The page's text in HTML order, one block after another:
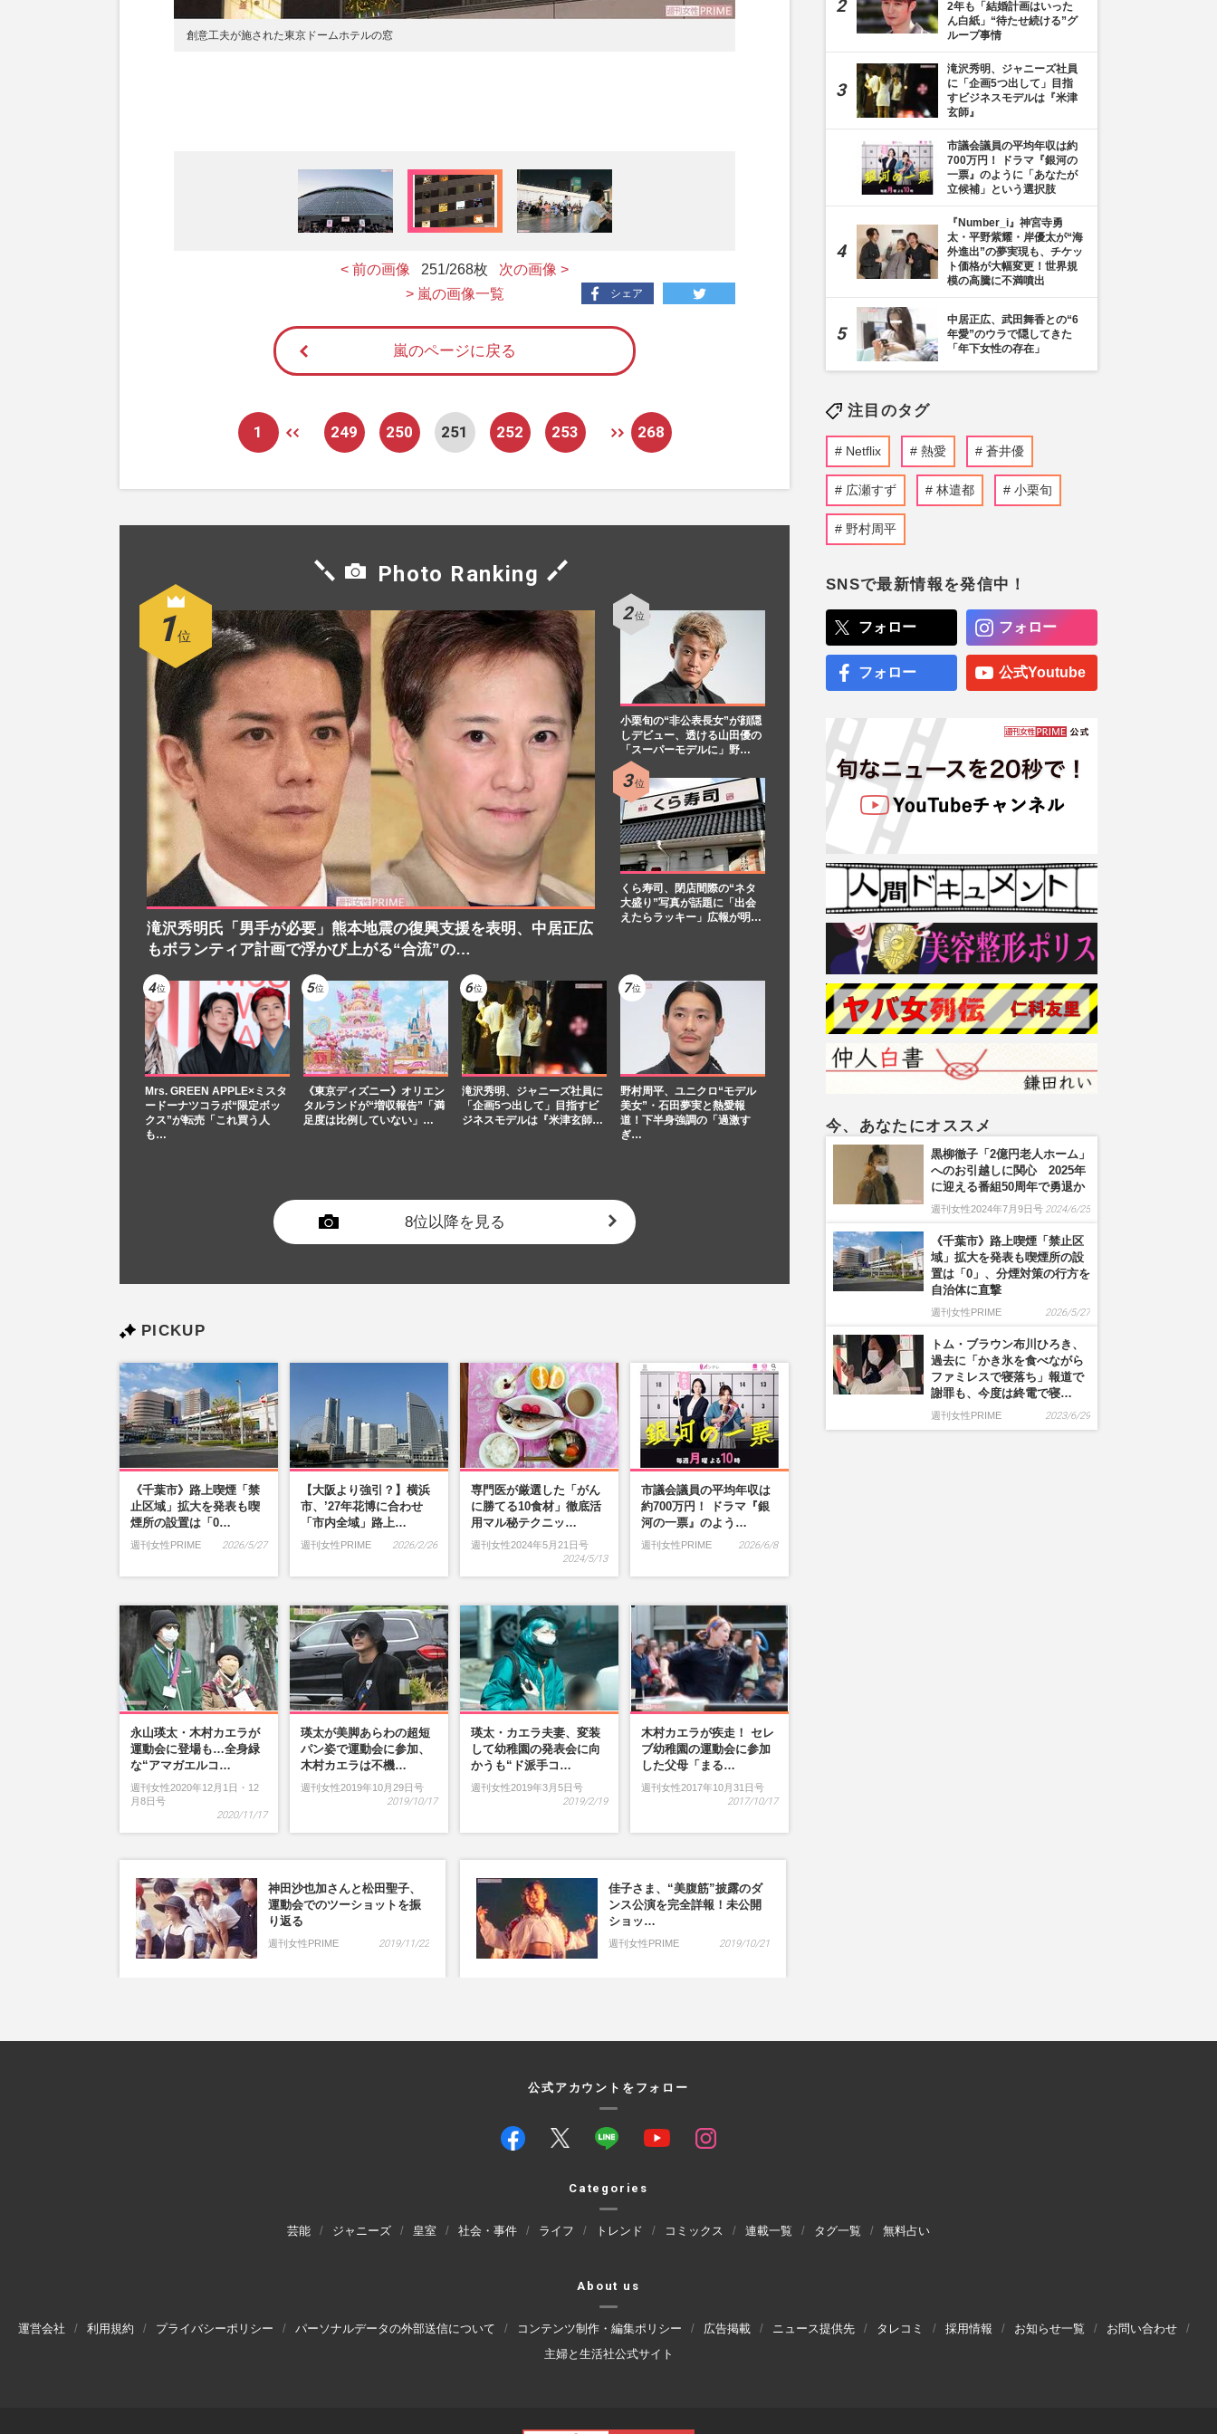
創意工夫が施された東京ドームホテルの窓
< 前の画像 251/268枚
次の画像 >
> 嵐の画像一覧
シェア
嵐のページに戻る
1 249 250 251 252 253 268
Photo Ranking
滝沢秀明氏「男手が必要」熊本地震の復興支援を表明、中居正広
もボランティア計画で浮かび上がる“合流”の…
小栗旬の“非公表長女”が顔隠
しデビュー、透ける山田優の
「スーパーモデルに」野…
くら寿司、閉店間際の“ネタ
大盛り”写真が話題に「出会
えたらラッキー」広報が明…
Mrs. GREEN APPLE×ミスタ
ードーナツコラボ“限定ボッ
クス”が転売「これ買う人
も…
《東京ディズニー》オリエン
タルランドが“増収報告”「満
足度は比例していない」…
滝沢秀明、ジャニーズ社員に
「企画5つ出して」目指すビ
ジネスモデルは『米津玄師…
野村周平、ユニクロ“モデル
美女”・石田夢実と熱愛報
道！下半身強調の「過激す
ぎ…
8位以降を見る
PICKUP
《千葉市》路上喫煙「禁
止区域」拡大を発表も喫
煙所の設置は「0…
週刊女性PRIME 2026/5/27
【大阪より強引？】横浜
市、’27年花博に合わせ
「市内全域」路上…
週刊女性PRIME 2026/2/26
専門医が厳選した「がん
に勝てる10食材」徹底活
用マル秘テクニッ…
週刊女性2024年5月21日号
2024/5/13
市議会議員の平均年収は
約700万円！ ドラマ『銀
河の一票』のよう…
週刊女性PRIME 2026/6/8
永山瑛太・木村カエラが
運動会に登場も…全身緑
な“アマガエルコ…
週刊女性2020年12月1日・12
月8日号
2020/11/17
瑛太が美脚あらわの超短
パン姿で運動会に参加、
木村カエラは不機…
週刊女性2019年10月29日号
2019/10/17
瑛太・カエラ夫妻、変装
して幼稚園の発表会に向
かうも“ド派手コ…
週刊女性2019年3月5日号
2019/2/19
木村カエラが疾走！ セレ
ブ幼稚園の運動会に参加
した父母「まる…
週刊女性2017年10月31日号
2017/10/17
神田沙也加さんと松田聖子、
運動会でのツーショットを振
り返る
週刊女性PRIME 2019/11/22
佳子さま、“美腹筋”披露のダ
ンス公演を完全詳報！未公開
ショッ…
週刊女性PRIME 2019/10/21
2年も「結婚計画はいった
ん白紙」“待たせ続ける”グ
ループ事情
滝沢秀明、ジャニーズ社員
に「企画5つ出して」目指
すビジネスモデルは『米津
玄師』
市議会議員の平均年収は約
700万円！ ドラマ『銀河の
一票』のように「あなたが
立候補」という選択肢
『Number_i』神宮寺勇
太・平野紫耀・岸優太が“海
外進出”の夢実現も、チケッ
ト価格が大幅変更！世界規
模の高騰に不満噴出
中居正広、武田舞香との“6
年愛”のウラで隠してきた
「年下女性の存在」
注目のタグ
Netflix 熱愛 蒼井優
広瀬すず 林遣都 小栗旬
野村周平
SNSで最新情報を発信中！
フォロー フォロー
フォロー 公式Youtube
今、あなたにオススメ
黒柳徹子「2億円老人ホーム」
へのお引越しに関心 2025年
に迎える番組50周年で勇退か
週刊女性2024年7月9日号 2024/6/25
《千葉市》路上喫煙「禁止区
域」拡大を発表も喫煙所の設
置は「0」、分煙対策の行方を
自治体に直撃
週刊女性PRIME 2026/5/27
トム・ブラウン布川ひろき、
過去に「かき氷を食べながら
ファミレスで寝落ち」報道で
謝罪も、今度は終電で寝…
週刊女性PRIME 2023/6/29
公式アカウントをフォロー
Categories
芸能 ジャニーズ 皇室 社会・事件 ライフ トレンド コミックス 連載一覧 タグ一覧 無料占い
About us
運営会社 利用規約 プライバシーポリシー パーソナルデータの外部送信について コンテンツ制作・編集ポリシー 広告掲載 ニュース提供先 タレコミ 採用情報 お知らせ一覧
お問い合わせ
主婦と生活社公式サイト